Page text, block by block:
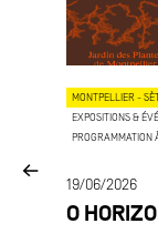
MONTPELLIER -
EXPOSITIONS &
PROGRAMMATION
19/06/2026
O